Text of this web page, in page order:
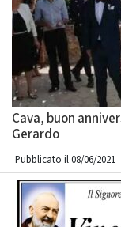
Cava, buon
Gerardo
Pubblicato il 08/06/2021